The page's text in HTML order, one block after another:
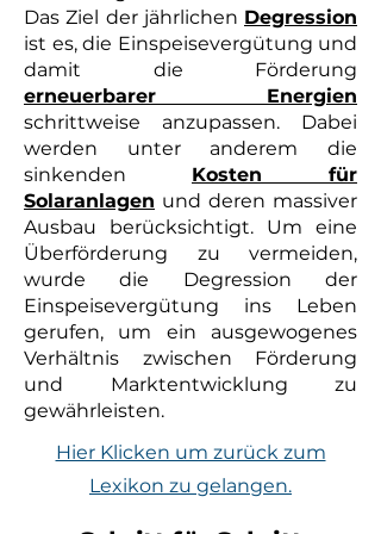
Das Ziel der jährlichen Degression
ist es, die Einspeisevergütung und
damit die Förderung
erneuerbarer Energien
schrittweise anzupassen. Dabei
werden unter anderem die
sinkenden Kosten für
Solaranlagen und deren massiver
Ausbau berücksichtigt. Um eine
Überförderung zu vermeiden,
wurde die Degression der
Einspeisevergütung ins Leben
gerufen, um ein ausgewogenes
Verhältnis zwischen Förderung
und Marktentwicklung zu
gewährleisten.
Hier Klicken um zurück zum
Lexikon zu gelangen.